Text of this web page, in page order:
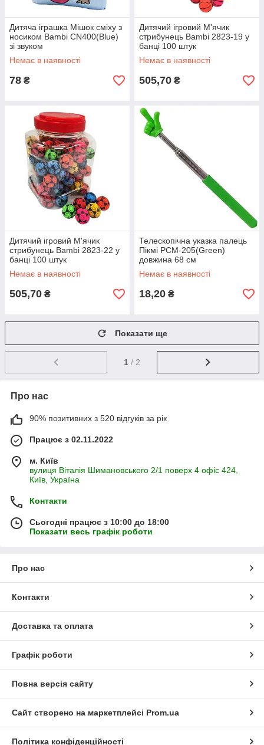
Дитяча іграшка Мішок сміху з
носиком Bambi CN400(Blue)
зі звуком
Немає в наявності
78 ₴
Дитячий ігровий М'ячик
стрибунець Bambi 2823-19 у
банці 100 штук
Немає в наявності
505,70 ₴
Дитячий ігровий М'ячик
стрибунець Bambi 2823-22 у
банці 100 штук
Немає в наявності
505,70 ₴
Телескопічна указка палець
Пікмі PCM-205(Green)
довжина 68 см
Немає в наявності
18,20 ₴
Показати ще
1 / 2
Про нас
90% позитивних з 520 відгуків за рік
Працює з 02.11.2022
м. Київ
вулиця Віталія Шимановського 2/1 поверх 4 офіс 424,
Київ, Україна
Контакти
Сьогодні працює з 10:00 до 18:00
Показати весь графік роботи
Про нас
Контакти
Доставка та оплата
Графік роботи
Повна версія сайту
Сайт створено на маркетплейсі Prom.ua
Політика конфіденційності